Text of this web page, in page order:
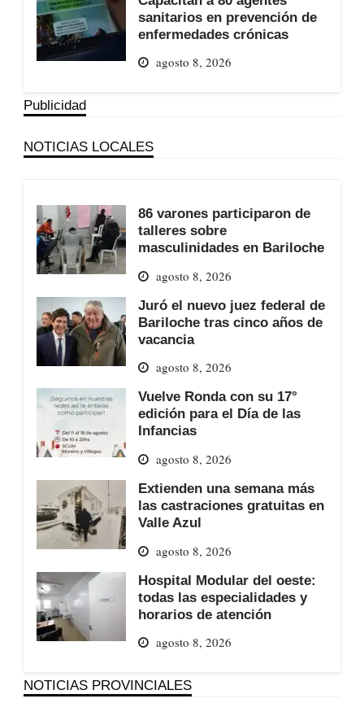
sanitarios en prevención de
enfermedades crónicas
agosto 8, 2026
Publicidad
NOTICIAS LOCALES
86 varones participaron de
talleres sobre
masculinidades en Bariloche
agosto 8, 2026
Juró el nuevo juez federal de
Bariloche tras cinco años de
vacancia
agosto 8, 2026
Vuelve Ronda con su 17°
edición para el Día de las
Infancias
agosto 8, 2026
Extienden una semana más
las castraciones gratuitas en
Valle Azul
agosto 8, 2026
Hospital Modular del oeste:
todas las especialidades y
horarios de atención
agosto 8, 2026
NOTICIAS PROVINCIALES